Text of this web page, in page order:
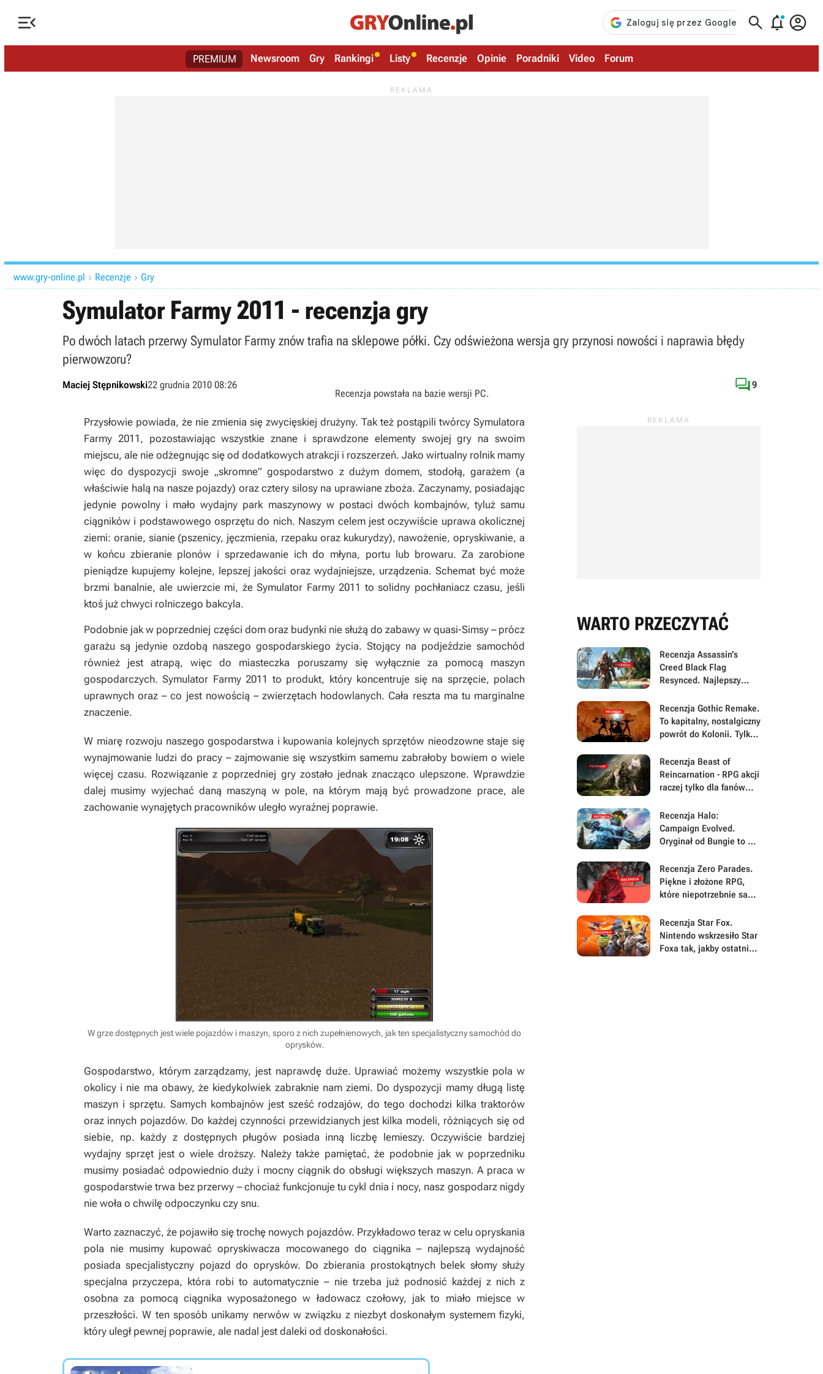
   
PREMIUM Newsroom Gry Rankingi Listy Recenzje Opinie Poradniki Video Forum
www.gry-online.pl  Recenzje  Gry
Symulator Farmy 2011 - recenzja gry
Po dwóch latach przerwy Symulator Farmy znów trafia na sklepowe półki. Czy odświeżona wersja gry przynosi nowości i naprawia błędy
pierwowzoru?
Maciej Stępnikowski22 grudnia 2010 08:26 9
Recenzja powstała na bazie wersji PC.
Przysłowie powiada, że nie zmienia się zwycięskiej drużyny. Tak też postąpili twórcy Symulatora
Farmy 2011, pozostawiając wszystkie znane i sprawdzone elementy swojej gry na swoim
miejscu, ale nie odżegnując się od dodatkowych atrakcji i rozszerzeń. Jako wirtualny rolnik mamy
więc do dyspozycji swoje „skromne” gospodarstwo z dużym domem, stodołą, garażem (a
właściwie halą na nasze pojazdy) oraz cztery silosy na uprawiane zboża. Zaczynamy, posiadając
jedynie powolny i mało wydajny park maszynowy w postaci dwóch kombajnów, tyluż samu
ciągników i podstawowego osprzętu do nich. Naszym celem jest oczywiście uprawa okolicznej
ziemi: oranie, sianie (pszenicy, jęczmienia, rzepaku oraz kukurydzy), nawożenie, opryskiwanie, a
w końcu zbieranie plonów i sprzedawanie ich do młyna, portu lub browaru. Za zarobione
pieniądze kupujemy kolejne, lepszej jakości oraz wydajniejsze, urządzenia. Schemat być może
brzmi banalnie, ale uwierzcie mi, żeSymulator Farmy 2011 to solidny pochłaniacz czasu, jeśli
ktoś już chwyci rolniczego bakcyla.
Podobnie jak w poprzedniej części dom oraz budynki nie służą do zabawy w quasi-Simsy– prócz
garażu są jedynie ozdobą naszego gospodarskiego życia. Stojący na podjeździe samochód
również jest atrapą, więc do miasteczka poruszamy się wyłącznie za pomocą maszyn
gospodarczych.Symulator Farmy 2011 to produkt, który koncentruje się na sprzęcie, polach
uprawnych oraz – co jest nowością – zwierzętach hodowlanych. Cała reszta ma tu marginalne
znaczenie.
W miarę rozwoju naszego gospodarstwa i kupowania kolejnych sprzętów nieodzowne staje się
wynajmowanie ludzi do pracy – zajmowanie się wszystkim samemu zabrałoby bowiem o wiele
więcej czasu. Rozwiązanie z poprzedniej gry zostało jednak znacząco ulepszone. Wprawdzie
dalej musimy wyjechać daną maszyną w pole, na którym mają być prowadzone prace, ale
zachowanie wynajętych pracowników uległo wyraźnej poprawie.
W grze dostępnych jest wiele pojazdów i maszyn, sporo z nich zupełnienowych, jak ten specjalistyczny samochód do
oprysków.
Gospodarstwo, którym zarządzamy, jest naprawdę duże. Uprawiać możemy wszystkie pola w
okolicy i nie ma obawy, że kiedykolwiek zabraknie nam ziemi. Do dyspozycji mamy długą listę
maszyn i sprzętu. Samych kombajnów jest sześć rodzajów, do tego dochodzi kilka traktorów
oraz innych pojazdów. Do każdej czynności przewidzianych jest kilka modeli, różniących się od
siebie, np. każdy z dostępnych pługów posiada inną liczbę lemieszy. Oczywiście bardziej
wydajny sprzęt jest o wiele droższy. Należy także pamiętać, że podobnie jak w poprzedniku
musimy posiadać odpowiednio duży i mocny ciągnik do obsługi większych maszyn. A praca w
gospodarstwie trwa bez przerwy – chociaż funkcjonuje tu cykl dnia i nocy, nasz gospodarz nigdy
nie woła o chwilę odpoczynku czy snu.
Warto zaznaczyć, że pojawiło się trochę nowych pojazdów. Przykładowo teraz w celu opryskania
pola nie musimy kupować opryskiwacza mocowanego do ciągnika – najlepszą wydajność
posiada specjalistyczny pojazd do oprysków. Do zbierania prostokątnych belek słomy służy
specjalna przyczepa, która robi to automatycznie – nie trzeba już podnosić każdej z nich z
osobna za pomocą ciągnika wyposażonego w ładowacz czołowy, jak to miało miejsce w
przeszłości. W ten sposób unikamy nerwów w związku z niezbyt doskonałym systemem fizyki,
który uległ pewnej poprawie, ale nadal jest daleki od doskonałości.
WARTO PRZECZYTAĆ
Recenzja Assassin’s
Creed Black Flag
Resynced. Najlepszy
prostu stary Assassyn w
nowym, pięknym
wydaniu
Recenzja Gothic Remake.
To kapitalny, nostalgiczny
powrót do Kolonii. Tylko
pełni świętować
Recenzja Beast of
Reincarnation - RPG akcji
raczej tylko dla fanów
połowie twórcy
zapomnieli o największej
sile swojej gry
Recenzja Halo:
Campaign Evolved.
Oryginał od Bungie to w
gra, ale Halo Studios jej
chyba nie rozumie
Recenzja Zero Parades.
Piękne i złożone RPG,
które niepotrzebnie samo
Recenzja Star Fox.
Nintendo wskrzesiło Star
Foxa tak, jakby ostatnie